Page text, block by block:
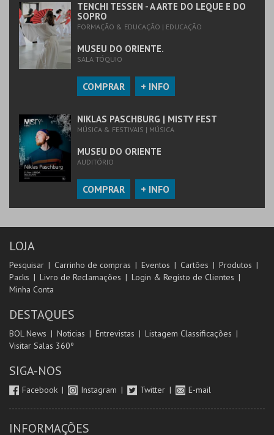
TENCHI TESSEN - A ARTE DO LEQUE E DO
SOPRO
FORMAÇÃO & EDUCAÇÃO | EDUCAÇÃO
MUSEU DO ORIENTE.
SALA TÓQUIO
COMPRAR + INFO
NIKLAS PASCHBURG | MISTY FEST
MÚSICA & FESTIVAIS | MÚSICA
MUSEU DO ORIENTE
AUDITÓRIO
COMPRAR + INFO
LOJA
Pesquisar Carrinho de compras Eventos Cartões
Produtos
Packs
Livro de Reclamações
Login & Registo de Clientes
Minha Conta
DESTAQUES
BOL News Noticias Entrevistas
Listagem Classificações
Visitar Salas 360º
SIGA-NOS
Facebook Instagram Twitter E-mail
INFORMAÇÕES